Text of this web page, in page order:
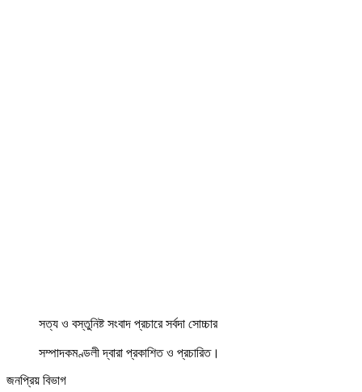
সত্য ও বস্তুনিষ্ট সংবাদ প্রচারে সর্বদা সোচ্চার
সম্পাদকমণ্ডলী দ্বারা প্রকাশিত ও প্রচারিত।
জনপ্রিয় বিভাগ